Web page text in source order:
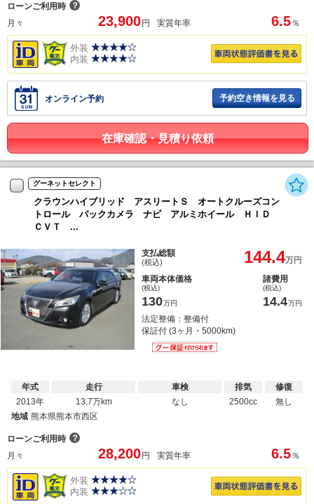
ローンご利用時 ？
月々
23,900 円 実質年率 6.5 ％
外装
内装
オンライン予約 予約空き情報を見る
在庫確認・見積り依頼
グーネットセレクト
クラウンハイブリッド アスリートＳ オートクルーズコン
トロール バックカメラ ナビ アルミホイール ＨＩＤ
ＣＶＴ ...
支払総額
(税込) 144.4万円
車両本体価格
(税込)
130万円
諸費用
(税込)
14.4万円
法定整備：整備付
保証付 (3ヶ月・5000km)
年式
2013年
走行
13.7万km
車検
なし
排気
2500cc
修復
無し
地域 熊本県熊本市西区
ローンご利用時 ？
月々
28,200 円 実質年率 6.5 ％
外装
内装